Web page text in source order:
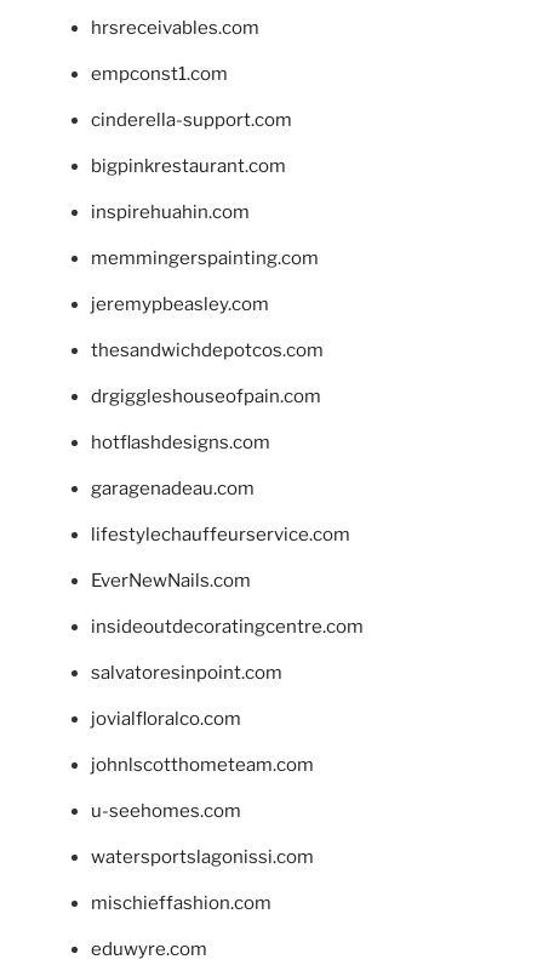
hrsreceivables.com
empconst1.com
cinderella-support.com
bigpinkrestaurant.com
inspirehuahin.com
memmingerspainting.com
jeremypbeasley.com
thesandwichdepotcos.com
drgiggleshouseofpain.com
hotflashdesigns.com
garagenadeau.com
lifestylechauffeurservice.com
EverNewNails.com
insideoutdecoratingcentre.com
salvatoresinpoint.com
jovialfloralco.com
johnlscotthometeam.com
u-seehomes.com
watersportslagonissi.com
mischieffashion.com
eduwyre.com